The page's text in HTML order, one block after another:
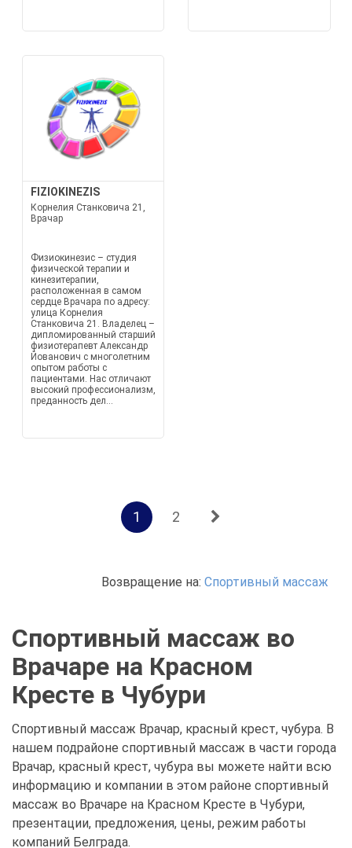
FIZIOKINEZIS
Корнелия Станковича 21,
Врачар
Физиокинезис – студия
физической терапии и
кинезитерапии,
расположенная в самом
сердце Врачара по адресу:
улица Корнелия
Станковича 21. Владелец –
дипломированный старший
физиотерапевт Александр
Йованович с многолетним
опытом работы с
пациентами. Нас отличают
высокий профессионализм,
преданность дел...
1 2
Возвращение на: Спортивный массаж
Спортивный массаж во
Врачаре на Красном
Кресте в Чубури
Спортивный массаж Врачар, красный крест, чубура. В
нашем подрайоне спортивный массаж в части города
Врачар, красный крест, чубура вы можете найти всю
информацию и компании в этом районе спортивный
массаж во Врачаре на Красном Кресте в Чубури,
презентации, предложения, цены, режим работы
компаний Белграда.